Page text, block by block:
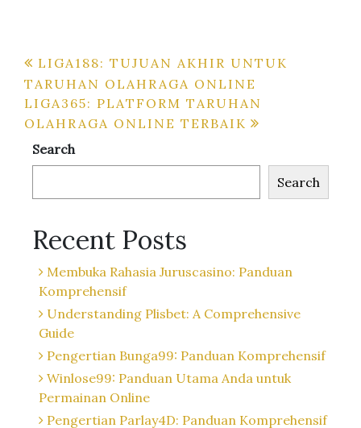
Post
navigation
LIGA188: TUJUAN AKHIR UNTUK
TARUHAN OLAHRAGA ONLINE
LIGA365: PLATFORM TARUHAN
OLAHRAGA ONLINE TERBAIK
Search
Search
Recent Posts
Membuka Rahasia Juruscasino: Panduan
Komprehensif
Understanding Plisbet: A Comprehensive
Guide
Pengertian Bunga99: Panduan Komprehensif
Winlose99: Panduan Utama Anda untuk
Permainan Online
Pengertian Parlay4D: Panduan Komprehensif